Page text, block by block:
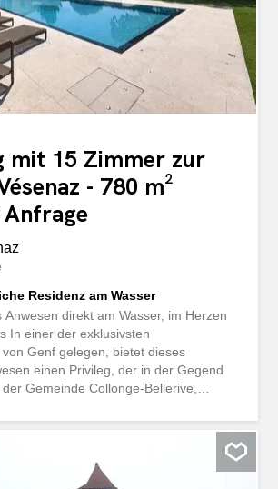
mit 15 Zimmer zur
- 780 m²
Residenz am Wasser
Anwesen direkt am Wasser, im Herzen
In einer der exklusivsten
Genf gelegen, bietet dieses
einen Privileg, der in der Gegend
Gemeinde Collonge-Bellerive,
des Genfersees. Auf einem 5 000 m²
gelegen, zeichnet sich diese
1 000 m² Wohnfläche durch ihre
ihre geräumigen Räume und die